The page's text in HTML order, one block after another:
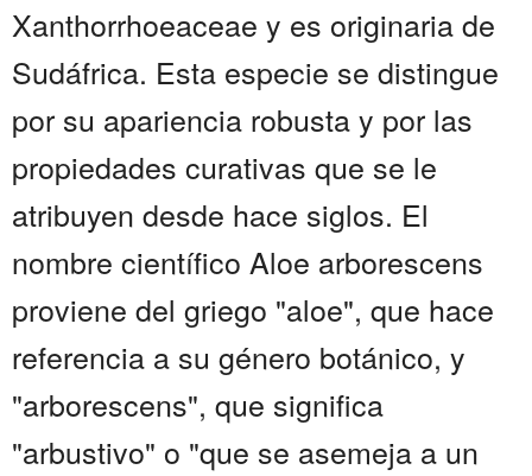
Xanthorrhoeaceae y es originaria de
Sudáfrica. Esta especie se distingue
por su apariencia robusta y por las
propiedades curativas que se le
atribuyen desde hace siglos. El
nombre científico Aloe arborescens
proviene del griego "aloe", que hace
referencia a su género botánico, y
"arborescens", que significa
"arbustivo" o "que se asemeja a un